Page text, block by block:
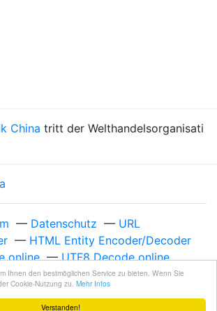
Verstanden!
Ihnen den bestmöglichen Service zu bieten. Wenn Sie
Cookie-Nutzung zu. Mehr Infos
China tritt der Welthandelsorganisati
— Datenschutz — URL
— HTML Entity Encoder/Decoder
online—UTF8 Decode online
—Dienstag, 11. Dezember 2001